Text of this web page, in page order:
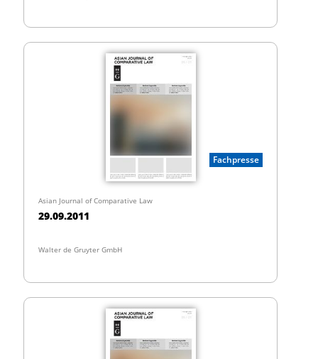
Fachpresse
Asian Journal of Comparative Law
29.09.2011
Walter de Gruyter GmbH